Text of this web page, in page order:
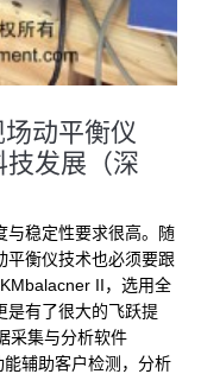
动平衡仪
发展（深
与稳定性要求很高。随
平衡仪技术也必须要跟
II，选用全
是有了很大的飞跃提
采集与分析软件
辅助客户检测，分析